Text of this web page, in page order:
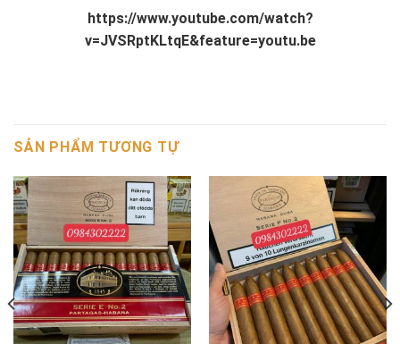
https://www.youtube.com/watch?
v=JVSRptKLtqE&feature=youtu.be
SẢN PHẨM TƯƠNG TỰ